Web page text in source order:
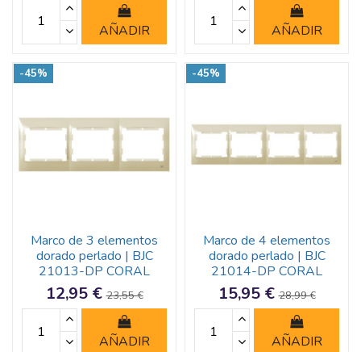
AÑADIR AÑADIR
-45%
Marco de 3 elementos
dorado perlado | BJC
21013-DP CORAL
12,95 €23,55 €
AÑADIR
-45%
Marco de 4 elementos
dorado perlado | BJC
21014-DP CORAL
15,95 €28,99 €
AÑADIR